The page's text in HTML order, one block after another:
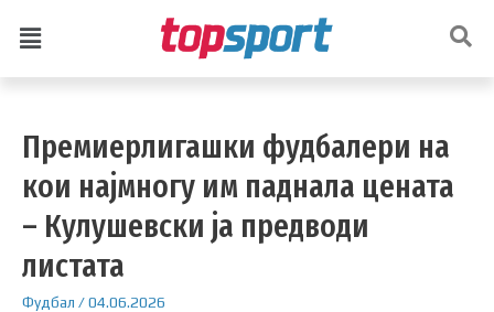
Премиерлигашки фудбалери на
кои најмногу им паднала цената
– Кулушевски ја предводи
листата
Фудбал /04.06.2026